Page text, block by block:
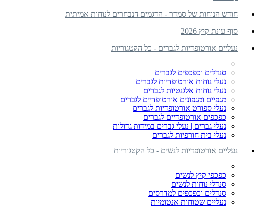
חודש הנוחות של סמדר - הדגמים הנבחרים לנוחות אמיתית
סוף עונת קיץ 2026
נעליים אורטופדיות לגברים - כל הקטגוריות
סנדלים וכפכפים לגברים
נעלי נוחות אורטופדיות לגברים
נעלי נוחות אלגנטיות לגברים
מגפיים ומגפונים אורטופדיים לגברים
נעלי ספורט אורטופדיות לגברים
כפכפים אורטופדיים לגברים
נעלי גברים | נעלי גברים במידות גדולות
נעלי בית חורפיות לגברים
נעליים אורטופדיות לנשים - כל הקטגוריות
כפכפי קיץ לנשים
סנדלי נוחות לנשים
סנדלים וכפכפים למדרסים
נעליים שטוחות אנטומיות